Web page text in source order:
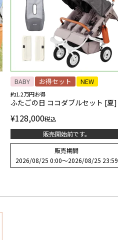
BABY お得セット NEW
約1.2万円お得
ふたごの日 ココダブルセット [夏]
¥128,000税込
販売開始前です。
販売期間
2026/08/25 0:00〜2026/08/25 23:59